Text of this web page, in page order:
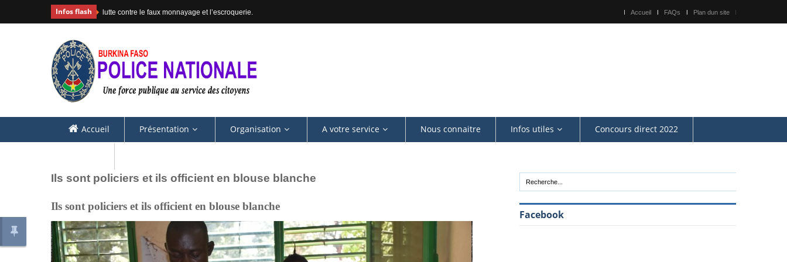
Infos flash
lutte contre le faux monnayage et l’escroquerie. Accueil FAQs Plan dun site
Accueil Présentation Organisation A votre service Nous connaitre Infos utiles Concours direct 2022
Ils sont policiers et ils officient en blouse blanche
Ils sont policiers et ils officient en blouse blanche
Facebook